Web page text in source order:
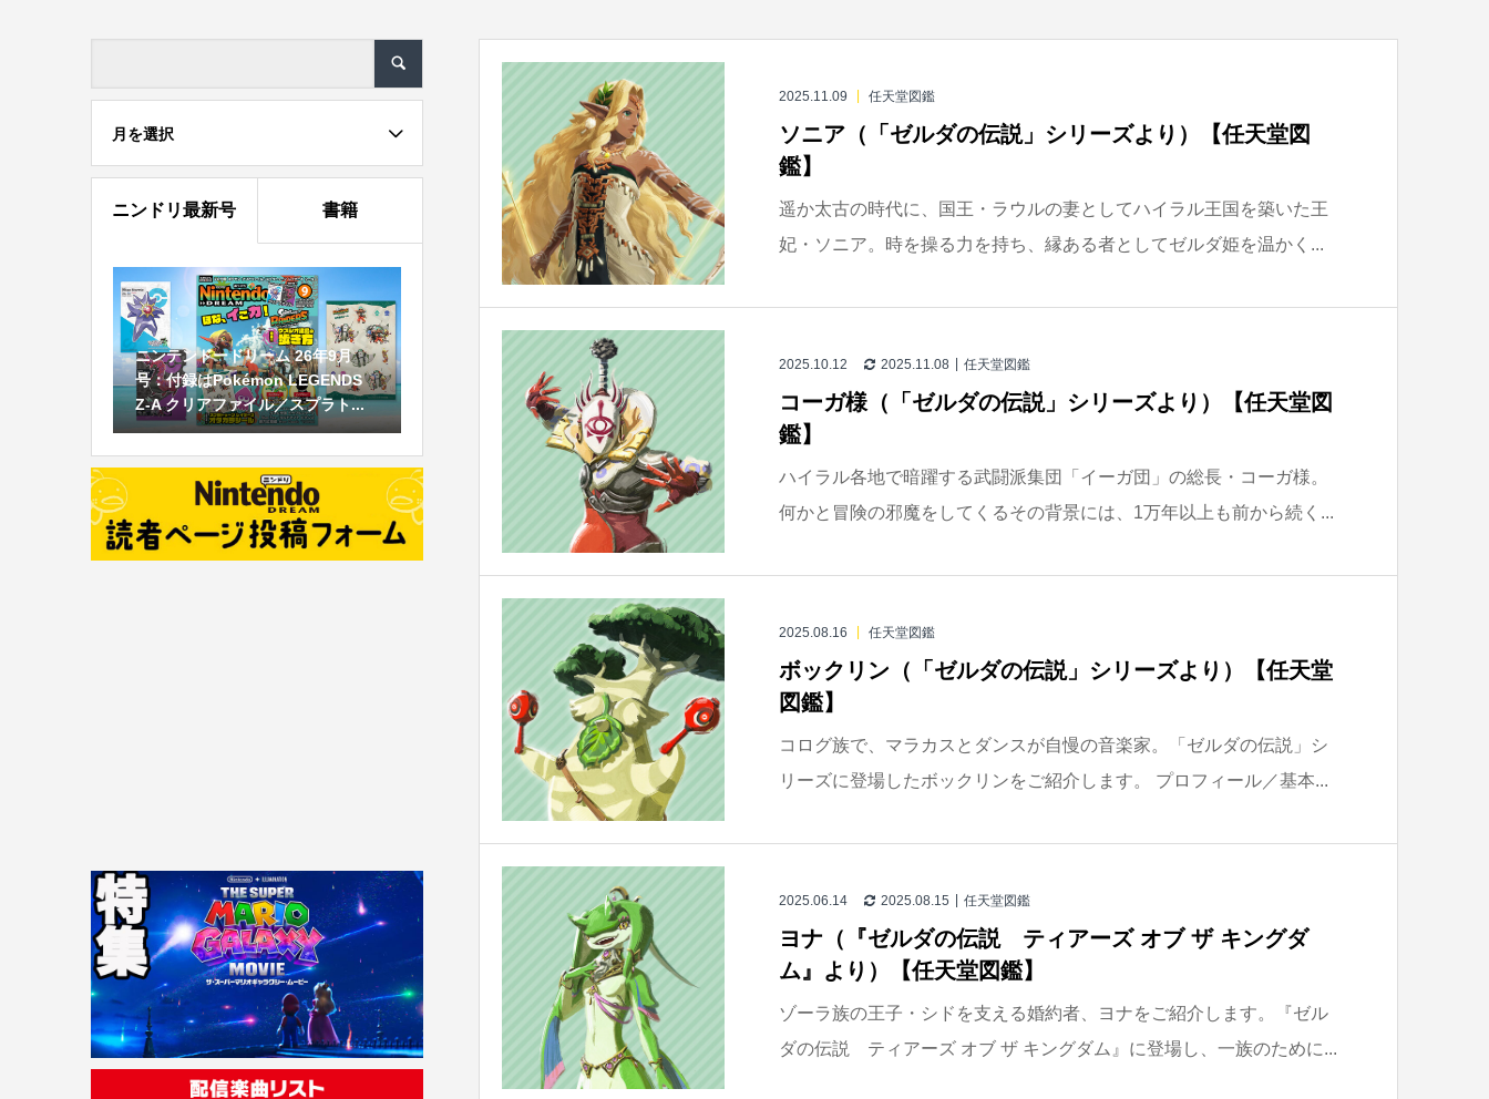
2025.11.09 任天堂図鑑
ソニア（「ゼルダの伝説」シリーズより）【任天堂図
鑑】
遥か太古の時代に、国王・ラウルの妻としてハイラル王国を築いた王
妃・ソニア。時を操る力を持ち、縁ある者としてゼルダ姫を温かく...
2025.10.12 2025.11.08 任天堂図鑑
コーガ様（「ゼルダの伝説」シリーズより）【任天堂図
鑑】
ハイラル各地で暗躍する武闘派集団「イーガ団」の総長・コーガ様。
何かと冒険の邪魔をしてくるその背景には、1万年以上も前から続く...
2025.08.16 任天堂図鑑
ボックリン（「ゼルダの伝説」シリーズより）【任天堂
図鑑】
コログ族で、マラカスとダンスが自慢の音楽家。「ゼルダの伝説」シ
リーズに登場したボックリンをご紹介します。 プロフィール／基本...
2025.06.14 2025.08.15 任天堂図鑑
ヨナ（『ゼルダの伝説 ティアーズ オブ ザ キングダ
ム』より）【任天堂図鑑】
ゾーラ族の王子・シドを支える婚約者、ヨナをご紹介します。『ゼル
ダの伝説 ティアーズ オブ ザ キングダム』に登場し、一族のために...
月を選択
ニンドリ最新号 書籍
ニンテンドードリーム 26年9月
号：付録はPokémon LEGENDS
Z-A クリアファイル／スプラト...